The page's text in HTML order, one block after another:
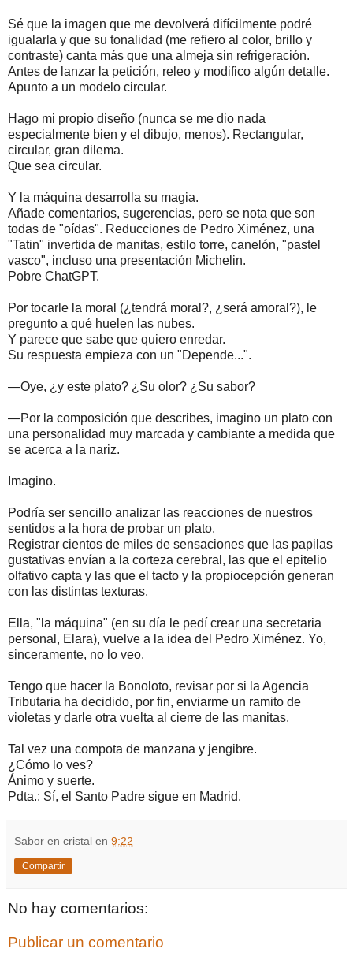
Sé que la imagen que me devolverá difícilmente podré
igualarla y que su tonalidad (me refiero al color, brillo y
contraste) canta más que una almeja sin refrigeración.
Antes de lanzar la petición, releo y modifico algún detalle.
Apunto a un modelo circular.
Hago mi propio diseño (nunca se me dio nada
especialmente bien y el dibujo, menos). Rectangular,
circular, gran dilema.
Que sea circular.
Y la máquina desarrolla su magia.
Añade comentarios, sugerencias, pero se nota que son
todas de "oídas". Reducciones de Pedro Ximénez, una
"Tatin" invertida de manitas, estilo torre, canelón, "pastel
vasco", incluso una presentación Michelin.
Pobre ChatGPT.
Por tocarle la moral (¿tendrá moral?, ¿será amoral?), le
pregunto a qué huelen las nubes.
Y parece que sabe que quiero enredar.
Su respuesta empieza con un "Depende...".
—Oye, ¿y este plato? ¿Su olor? ¿Su sabor?
—Por la composición que describes, imagino un plato con
una personalidad muy marcada y cambiante a medida que
se acerca a la nariz.
Imagino.
Podría ser sencillo analizar las reacciones de nuestros
sentidos a la hora de probar un plato.
Registrar cientos de miles de sensaciones que las papilas
gustativas envían a la corteza cerebral, las que el epitelio
olfativo capta y las que el tacto y la propiocepción generan
con las distintas texturas.
Ella, "la máquina" (en su día le pedí crear una secretaria
personal, Elara), vuelve a la idea del Pedro Ximénez. Yo,
sinceramente, no lo veo.
Tengo que hacer la Bonoloto, revisar por si la Agencia
Tributaria ha decidido, por fin, enviarme un ramito de
violetas y darle otra vuelta al cierre de las manitas.
Tal vez una compota de manzana y jengibre.
¿Cómo lo ves?
Ánimo y suerte.
Pdta.: Sí, el Santo Padre sigue en Madrid.
Sabor en cristal en 9:22
Compartir
No hay comentarios:
Publicar un comentario